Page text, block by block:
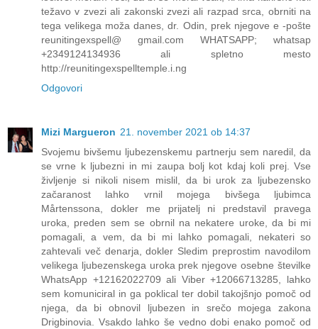
težavo v zvezi ali zakonski zvezi ali razpad srca, obrniti na
tega velikega moža danes, dr. Odin, prek njegove e -pošte
reunitingexspell@ gmail.com WHATSAPP; whatsap
+2349124134936 ali spletno mesto
http://reunitingexspelltemple.i.ng
Odgovori
Mizi Margueron 21. november 2021 ob 14:37
Svojemu bivšemu ljubezenskemu partnerju sem naredil, da
se vrne k ljubezni in mi zaupa bolj kot kdaj koli prej. Vse
življenje si nikoli nisem mislil, da bi urok za ljubezensko
začaranost lahko vrnil mojega bivšega ljubimca
Mårtenssona, dokler me prijatelj ni predstavil pravega
uroka, preden sem se obrnil na nekatere uroke, da bi mi
pomagali, a vem, da bi mi lahko pomagali, nekateri so
zahtevali več denarja, dokler Sledim preprostim navodilom
velikega ljubezenskega uroka prek njegove osebne številke
WhatsApp +12162022709 ali Viber +12066713285, lahko
sem komuniciral in ga poklical ter dobil takojšnjo pomoč od
njega, da bi obnovil ljubezen in srečo mojega zakona
Drigbinovia. Vsakdo lahko še vedno dobi enako pomoč od